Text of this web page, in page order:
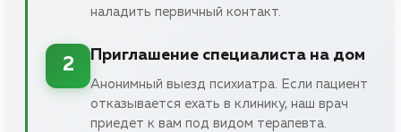
наладить первичный контакт.
2
Приглашение специалиста на дом
Анонимный выезд психиатра. Если пациент
отказывается ехать в клинику, наш врач
приедет к вам под видом терапевта.